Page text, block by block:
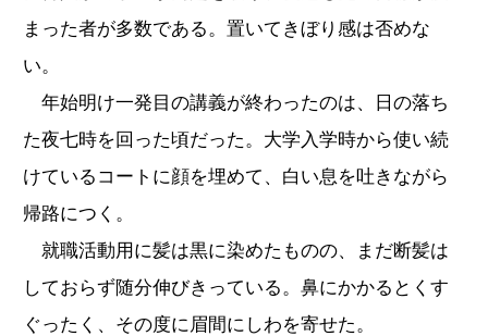
まった者が多数である。置いてきぼり感は否めな
い。
年始明け一発目の講義が終わったのは、日の落ち
た夜七時を回った頃だった。大学入学時から使い続
けているコートに顔を埋めて、白い息を吐きながら
帰路につく。
就職活動用に髪は黒に染めたものの、まだ断髪は
しておらず随分伸びきっている。鼻にかかるとくす
ぐったく、その度に眉間にしわを寄せた。